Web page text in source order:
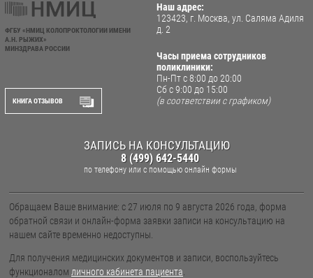
ФГБУ «НМИЦ КОЛОПРОКТОЛОГИИ ИМЕНИ
А.Н. РЫЖИХ»
МИНЗДРАВА РОССИИ
Наш адрес:
123423, г. Москва, ул. Саляма Адиля
д. 2
Часы приема сотрудников
поликлиники:
Пн-Пт с 8:00 до 20:00
Сб с 9:00 до 15:00
(в соответствии с графиком)
КНИГА ОТЗЫВОВ
ЗАПИСЬ НА КОНСУЛЬТАЦИЮ
8 (499) 642-5440
по телефонуили с помощью онлайн формы
Обращаем Ваше внимание: с 27 июля по 9 августа 2026 года, форма
обратной связи и онлайн-форма заявки записи на консультацию на
нашем сайте временно недоступны.
Для получения медицинских документов и записи, воспользуйтесь
функционалом личного кабинета пациента